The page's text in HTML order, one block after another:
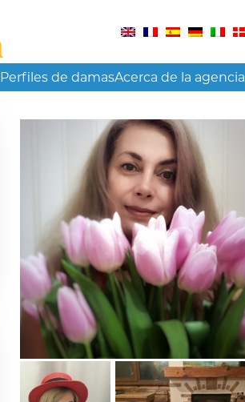
Perfiles de damasAcerca de la agencia